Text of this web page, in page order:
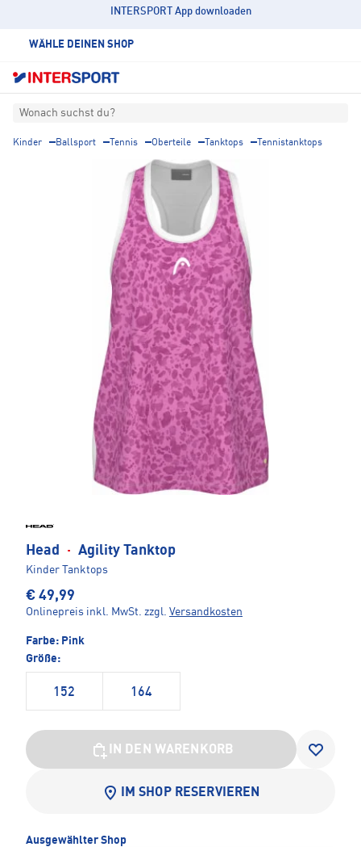
INTERSPORT App downloaden
WÄHLE DEINEN SHOP
Wonach suchst du?
Kinder Ballsport Tennis Oberteile Tanktops Tennistanktops
Head · Agility Tanktop
Kinder Tanktops
€ 49,99
Onlinepreis inkl. MwSt. zzgl. Versandkosten
Farbe: Pink
Größe:
152 164
IN DEN WARENKORB
IM SHOP RESERVIEREN
Ausgewählter Shop